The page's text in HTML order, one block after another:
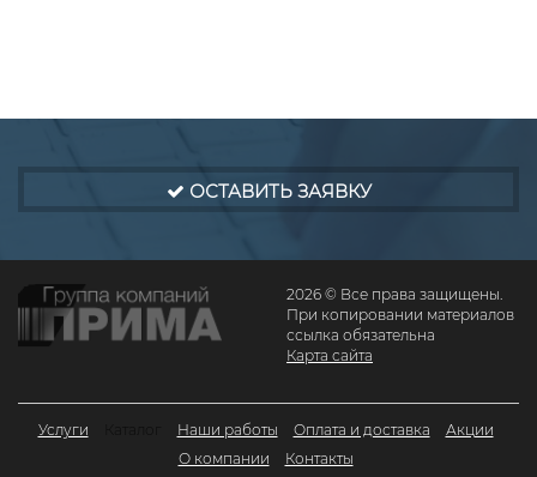
ОСТАВИТЬ ЗАЯВКУ
2026 © Все права защищены.
При копировании материалов
ссылка обязательна
Карта сайта
Услуги Наши работы Оплата и доставка
Акции
О компании
Контакты